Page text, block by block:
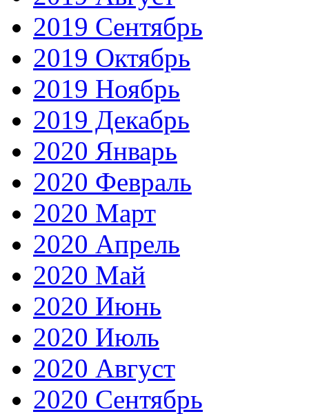
2019 Сентябрь
2019 Октябрь
2019 Ноябрь
2019 Декабрь
2020 Январь
2020 Февраль
2020 Март
2020 Апрель
2020 Май
2020 Июнь
2020 Июль
2020 Август
2020 Сентябрь